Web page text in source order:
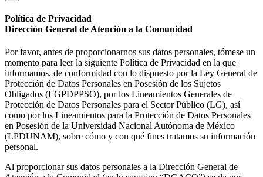
Política de Privacidad
Dirección General de Atención a la Comunidad
Por favor, antes de proporcionarnos sus datos personales, tómese un
momento para leer la siguiente Política de Privacidad en la que
informamos, de conformidad con lo dispuesto por la Ley General de
Protección de Datos Personales en Posesión de los Sujetos
Obligados (LGPDPPSO), por los Lineamientos Generales de
Protección de Datos Personales para el Sector Público (LG), así
como por los Lineamientos para la Protección de Datos Personales
en Posesión de la Universidad Nacional Autónoma de México
(LPDUNAM), sobre cómo y con qué fines tratamos su información
personal.
Al proporcionar sus datos personales a la Dirección General de